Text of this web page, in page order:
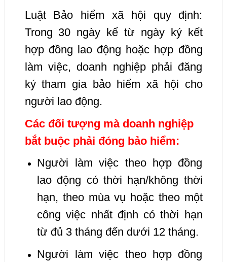
Luật Bảo hiểm xã hội quy định:
Trong 30 ngày kể từ ngày ký kết
hợp đồng lao động hoặc hợp đồng
làm việc, doanh nghiệp phải đăng
ký tham gia bảo hiểm xã hội cho
người lao động.
Các đối tượng mà doanh nghiệp
bắt buộc phải đóng bảo hiểm:
Người làm việc theo hợp đồng
lao động có thời hạn/không thời
hạn, theo mùa vụ hoặc theo một
công việc nhất định có thời hạn
từ đủ 3 tháng đến dưới 12 tháng.
Người làm việc theo hợp đồng